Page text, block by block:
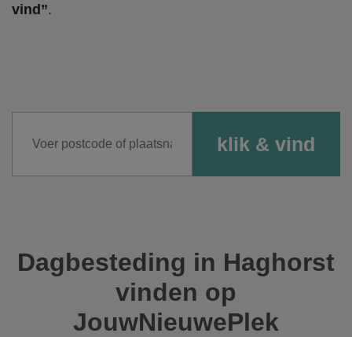
vind”.
Dagbesteding in Haghorst
vinden op
JouwNieuwePlek